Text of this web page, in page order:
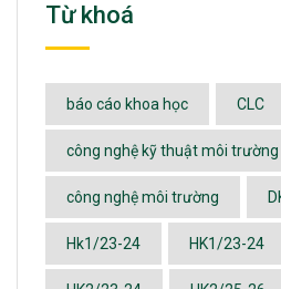
Từ khoá
báo cáo khoa học CLC
công nghệ kỹ thuật môi trường
công nghệ môi trường
Hk1/23-24 HK1/23-24